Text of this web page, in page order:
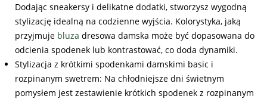
Dodając sneakersy i delikatne dodatki, stworzysz wygodną
stylizację idealną na codzienne wyjścia. Kolorystyka, jaką
przyjmuje bluza dresowa damska może być dopasowana do
odcienia spodenek lub kontrastować, co doda dynamiki.
Stylizacja z krótkimi spodenkami damskimi basic i
rozpinanym swetrem: Na chłodniejsze dni świetnym
pomysłem jest zestawienie krótkich spodenek z rozpinanym